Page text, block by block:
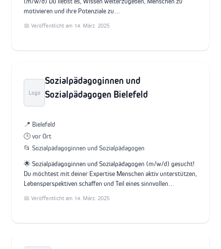
motivieren und ihre Potenziale zu…
📅 Veröffentlicht am 14. März. 2025
Logo
Sozialpädagoginnen und
Sozialpädagogen Bielefeld
📍 Bielefeld
🕒 vor Ort
📂 Sozialpädagoginnen und Sozialpädagogen
🌟 Sozialpädagoginnen und Sozialpädagogen (m/w/d) gesucht!
Du möchtest mit deiner Expertise Menschen aktiv unterstützen,
Lebensperspektiven schaffen und Teil eines sinnvollen…
📅 Veröffentlicht am 14. März. 2025